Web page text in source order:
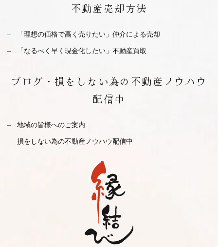
不動産 売却方法
「理想の価格で高く売りたい」仲介による売却
「なるべく早く現金化したい」不動産買取
ブログ・ 損をしない為の不動産ノウハウ
配信中
地域の皆様へのご案内
損をしない為の不動産ノウハウ配信中